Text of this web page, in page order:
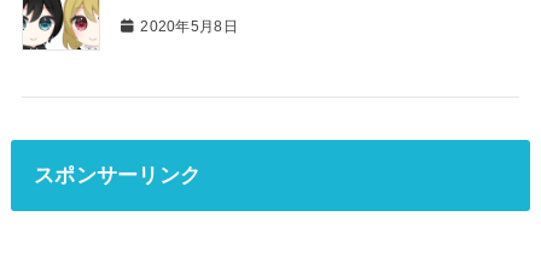
2020年5月8日
スポンサーリンク